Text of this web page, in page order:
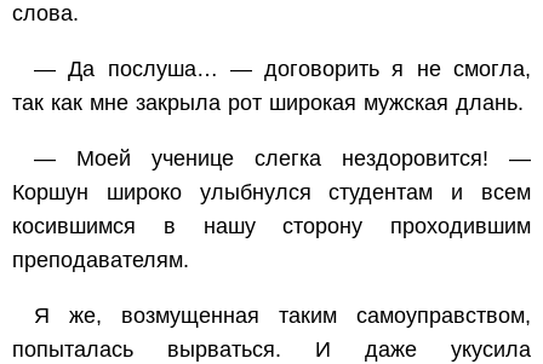
слова.
— Да послуша… — договорить я не смогла,
так как мне закрыла рот широкая мужская длань.
— Моей ученице слегка нездоровится! —
Коршун широко улыбнулся студентам и всем
косившимся в нашу сторону проходившим
преподавателям.
Я же, возмущенная таким самоуправством,
попыталась вырваться. И даже укусила